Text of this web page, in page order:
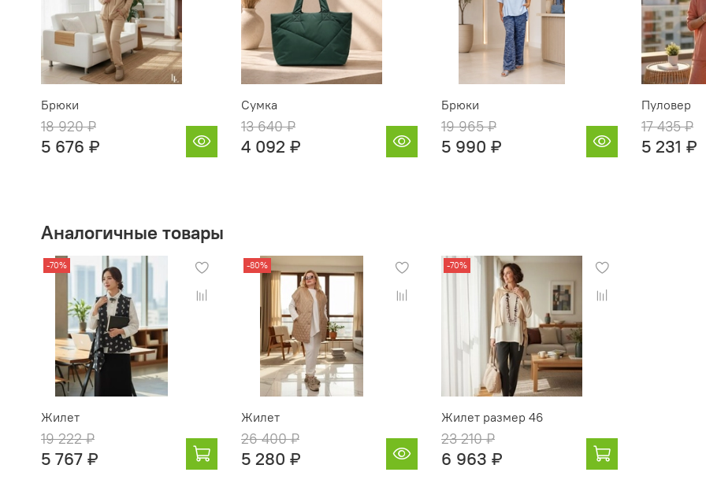
Брюки
18 920 ₽
5 676 ₽
Сумка
13 640 ₽
4 092 ₽
Брюки
19 965 ₽
5 990 ₽
Пуловер
17 435 ₽
5 231 ₽
Аналогичные товары
-70%
Жилет
19 222 ₽
5 767 ₽
-80%
Жилет
26 400 ₽
5 280 ₽
-70%
Жилет размер 46
23 210 ₽
6 963 ₽